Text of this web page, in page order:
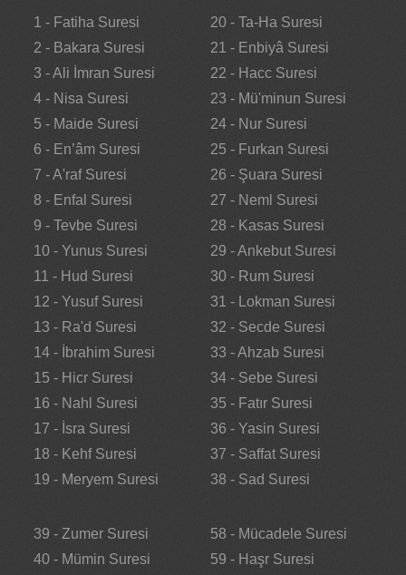
1 - Fatiha Suresi
2 - Bakara Suresi
3 - Ali İmran Suresi
4 - Nisa Suresi
5 - Maide Suresi
6 - En’âm Suresi
7 - A'raf Suresi
8 - Enfal Suresi
9 - Tevbe Suresi
10 - Yunus Suresi
11 - Hud Suresi
12 - Yusuf Suresi
13 - Ra'd Suresi
14 - İbrahim Suresi
15 - Hicr Suresi
16 - Nahl Suresi
17 - İsra Suresi
18 - Kehf Suresi
19 - Meryem Suresi
20 - Ta-Ha Suresi
21 - Enbiyâ Suresi
22 - Hacc Suresi
23 - Mü'minun Suresi
24 - Nur Suresi
25 - Furkan Suresi
26 - Şuara Suresi
27 - Neml Suresi
28 - Kasas Suresi
29 - Ankebut Suresi
30 - Rum Suresi
31 - Lokman Suresi
32 - Secde Suresi
33 - Ahzab Suresi
34 - Sebe Suresi
35 - Fatır Suresi
36 - Yasin Suresi
37 - Saffat Suresi
38 - Sad Suresi
39 - Zumer Suresi
40 - Mümin Suresi
58 - Mücadele Suresi
59 - Haşr Suresi